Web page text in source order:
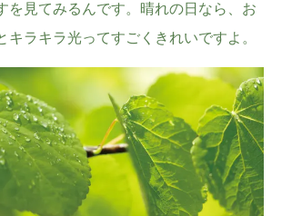
を見てみるんです。晴れの日なら、お
キラキラ光ってすごくきれいですよ。